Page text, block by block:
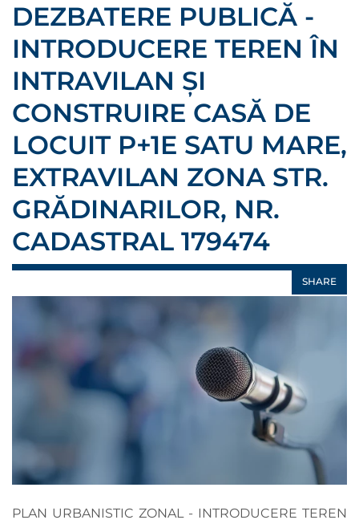
DEZBATERE PUBLICĂ -
INTRODUCERE TEREN ÎN
INTRAVILAN ȘI
CONSTRUIRE CASĂ DE
LOCUIT P+1E SATU MARE,
EXTRAVILAN ZONA STR.
GRĂDINARILOR, NR.
CADASTRAL 179474
SHARE
PLAN URBANISTIC ZONAL - INTRODUCERE TEREN